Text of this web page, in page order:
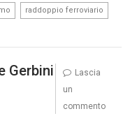
raddoppio ferroviario
Gerbini
Lascia
un
commento